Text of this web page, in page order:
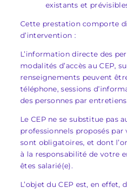
existants et
Cette prestation comporte
d’intervention :
L’information directe des
modalités d’accès au CEP,
renseignements peuvent
téléphone, sessions
des personnes par
Le CEP ne se substitue pas
professionnels proposés
sont obligatoires, et dont
à la responsabilité de votre
êtes salarié(e).
L’objet du CEP est, en effet,